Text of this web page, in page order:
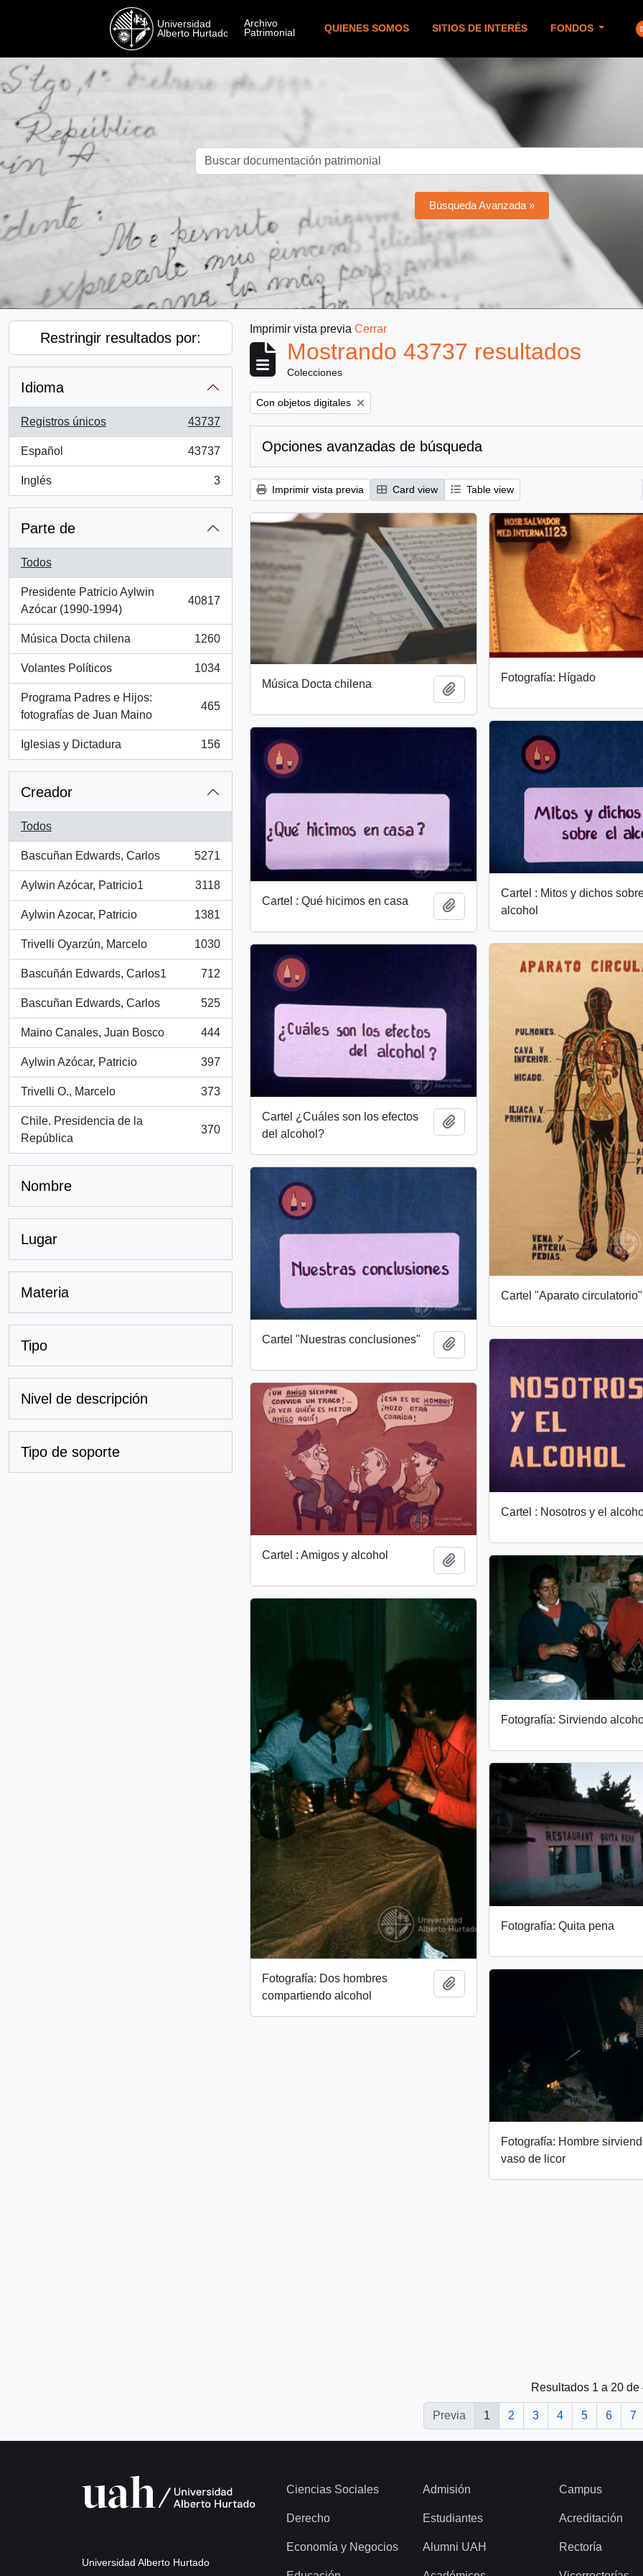
QUIENES SOMOS SITIOS DE INTERÉS FONDOS
Búsqueda Avanzada »
Restringir resultados por:
Idioma
Registros únicos
, 43737 resultados
43737
Español
, 43737 resultados
43737
Inglés
, 3 resultados
3
Parte de
Todos
Presidente Patricio Aylwin
Azócar (1990-1994)
, 40817 resultados
40817
Música Docta chilena
, 1260 resultados
1260
Volantes Políticos
, 1034 resultados
1034
Programa Padres e Hijos:
fotografías de Juan Maino
, 465 resultados
465
Iglesias y Dictadura
, 156 resultados
156
Creador
Todos
Bascuñan Edwards, Carlos
, 5271 resultados
5271
Aylwin Azócar, Patricio1
, 3118 resultados
3118
Aylwin Azocar, Patricio
, 1381 resultados
1381
Trivelli Oyarzún, Marcelo
, 1030 resultados
1030
Bascuñán Edwards, Carlos1
, 712 resultados
712
Bascuñan Edwards, Carlos
, 525 resultados
525
Maino Canales, Juan Bosco
, 444 resultados
444
Aylwin Azócar, Patricio
, 397 resultados
397
Trivelli O., Marcelo
, 373 resultados
373
Chile. Presidencia de la
República
, 370 resultados
370
Nombre
Lugar
Materia
Tipo
Nivel de descripción
Tipo de soporte
Imprimir vista previa Cerrar
Mostrando 43737 resultados
Colecciones
Remove filter:
Con objetos digitales
Opciones avanzadas de búsqueda
Imprimir vista previa Card view Table view
Música Docta chilena
Fotografía: Hígado
Cartel : Mitos y dichos
alcohol
Cartel : Qué hicimos en casa Añadir al portapapeles
Cartel "Aparato circulatorio"
Cartel ¿Cuáles son los efectos
del alcohol?
Añadir al portapapeles
Cartel "Nuestras conclusiones" Añadir al portapapeles
Cartel : Nosotros y el
Cartel : Amigos y alcohol Añadir al portapapeles
Fotografía: Sirviendo
Fotografía: Dos hombres
compartiendo alcohol
Fotografía: Quita pena
Fotografía: Hombre
vaso de licor
Resultados 1 a 20 de
Previa 1 2 3 4 5 6 7
Universidad Alberto Hurtado
Ciencias Sociales
Derecho
Economía y Negocios
Admisión
Estudiantes
Alumni UAH
Campus
Acreditación
Rectoría